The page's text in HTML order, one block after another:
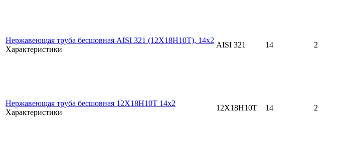
Нержавеющая труба бесшовная AISI 321 (12Х18Н10Т), 14х2
Характеристики
AISI 321 14 2
Нержавеющая труба бесшовная 12Х18Н10Т 14x2
Характеристики
12Х18Н10Т 14 2